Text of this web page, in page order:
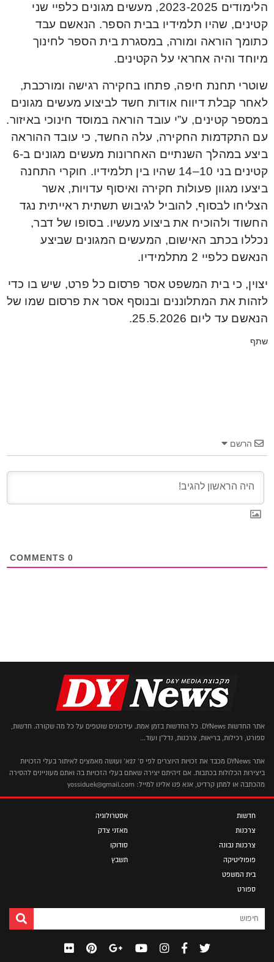
הלימודים 2023-2025, מעשים מגונים כלפיי שני
קטינים, שהיו תלמידיו בבית הספר. הנאשם עבד
כתומך הוראה ומורה, במסגרת בית הספר לחינוך
מיוחד והיה אחראי על הקטינים.
שוטרי תחנת חיפה, פתחו בחקירה רגישה ומורכבת,
לאחר קבלת דיווח אודות חשד לביצוע מעשים מגונים
במספר קטינים, ע”י עובד הוראה במוסד חינוכי באיזור.
עם התקדמות החקירה, עלה החשד, כי עובד ההוראה
ביצע במהלך השנתיים האחרונות מעשים מגונים ב-6
קטינים בני 10–14 שהיו בין תלמידיו. חוקרי התחנה
ביצעו מגוון פעולות חקירה ואיסוף עדויות, אשר
הצליחו לבסוף, להוביל לגיבוש תשתית ראייתית נגד
החשוד ולהוכיח את ביצוע מעשיו. בסופו של דבר,
נכללו בכתב האישום, המעשים המגונים שביצע
הנאשם כלפיי 2 מתלמידיו.
יצוין, כי בית המשפט אסר פרסום כל פרט, שיש בו כדי
לזהות את המתלוננים ובנוסף אסר את פרסום שמו של
הנאשם עד ליום 25.5.2026.
שתף
הרשם
0
אתר החדשות DYNews. כל החדשות בזמן אמת. עידכונים שוטפים על כל מה שקורה. חדשות,
ספורט, רכילות, בריאות, צרכנות, נדל"ן ועוד...
אתר DYNews מכבד את זכויות היוצרים לפי ס' 27א' ועושה מאמצים לאיתור בעלי הזכויות
ביצירות הכלולות בכתבות. אם זיהיתם יצירה שאתם בעלי הזכויות בה ואתם מעוניינים להסירה
מהכתבה או למתן קרדיט, אנא פנו אלינו למייל: yossiduek@gmail.com
חדשות
צרכנות
צרכנות נבונה
פופוליטיקה
בית המשפט
ספורט
אסטרולוגיה
מאזני צדק
סודוקו
תשבץ